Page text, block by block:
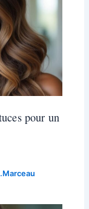
pour un